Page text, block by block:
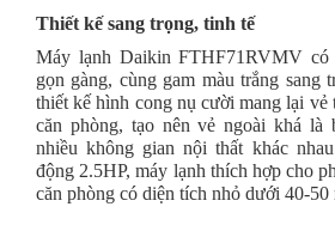
Thiết kế sang trọng, tinh tế
Máy lạnh Daikin FTHF71RVMV có
gọn gàng, cùng gam màu trắng sang
thiết kế hình cong nụ cười mang lại vẻ
căn phòng, tạo nên vẻ ngoài khá là
nhiều không gian nội thất khác
động 2.5HP, máy lạnh thích hợp cho
căn phòng có diện tích nhỏ dưới 40-50